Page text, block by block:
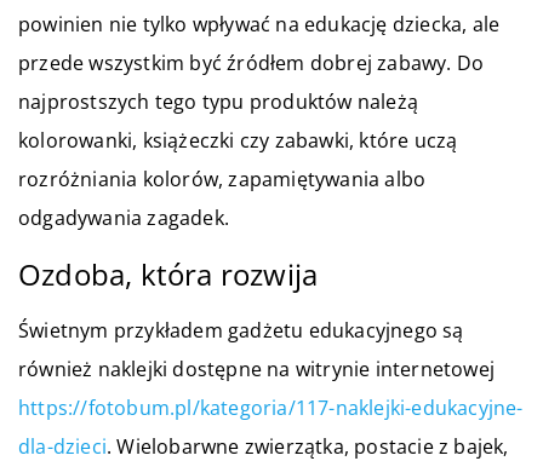
powinien nie tylko wpływać na edukację dziecka, ale
przede wszystkim być źródłem dobrej zabawy. Do
najprostszych tego typu produktów należą
kolorowanki, książeczki czy zabawki, które uczą
rozróżniania kolorów, zapamiętywania albo
odgadywania zagadek.
Ozdoba, która rozwija
Świetnym przykładem gadżetu edukacyjnego są
również naklejki dostępne na witrynie internetowej
https://fotobum.pl/kategoria/117-naklejki-edukacyjne-
dla-dzieci. Wielobarwne zwierzątka, postacie z bajek,